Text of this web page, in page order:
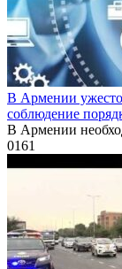
В Армении
соблюдение
В Армении
0161